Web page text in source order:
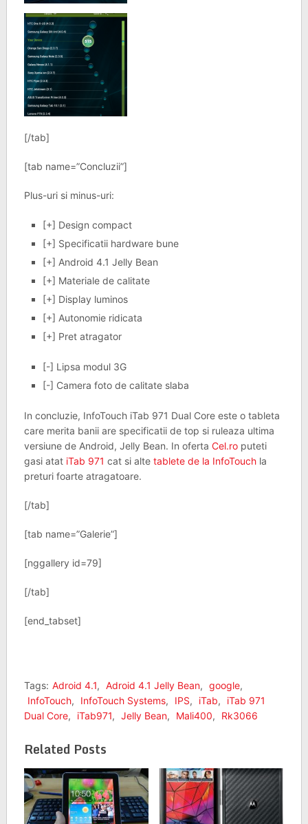
[/tab]
[tab name=”Concluzii”]
Plus-uri si minus-uri:
[+] Design compact
[+] Specificatii hardware bune
[+] Android 4.1 Jelly Bean
[+] Materiale de calitate
[+] Display luminos
[+] Autonomie ridicata
[+] Pret atragator
[-] Lipsa modul 3G
[-] Camera foto de calitate slaba
In concluzie, InfoTouch iTab 971 Dual Core este o tableta
care merita banii are specificatii de top si ruleaza ultima
versiune de Android, Jelly Bean. In oferta Cel.roputeti
gasi atat iTab 971 cat si alte tablete de la InfoTouchla
preturi foarte atragatoare.
[/tab]
[tab name=”Galerie”]
[nggallery id=79]
[/tab]
[end_tabset]
Tags: Adroid 4.1, Adroid 4.1 Jelly Bean, google,
InfoTouch, InfoTouch Systems, IPS, iTab,
iTab 971
Dual Core, iTab971, Jelly Bean, Mali400, Rk3066
Related Posts